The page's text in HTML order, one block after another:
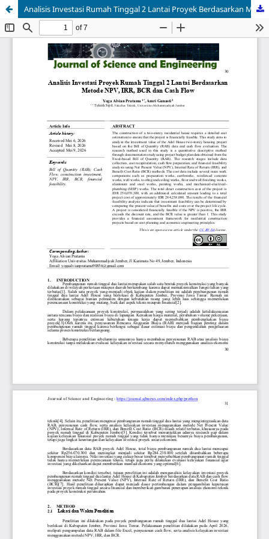
Analisis Investasi Rumah Tinggal 2 Lantai Proyek Berdasarkan Metode NPV, IRR, BCR dan Cash Flow